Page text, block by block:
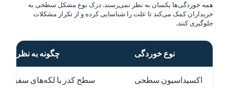
همه خوردگی‌ها یکسان به نظر نمی‌رسند. درک نوع مشکل سطحی به
خریداران کمک می‌کند تا علت را شناسایی کرده و از تکرار مشکلات
جلوگیری کنند.
نوع خوردگی چگونه به نظر
اکسیداسیون سطحی سطح کدر یا لکه‌های سفید